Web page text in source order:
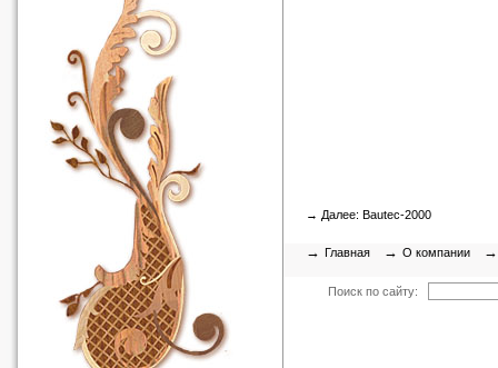
→ Далее: Bautec-2000
→ Главная → О компании
Поиск по сайту: